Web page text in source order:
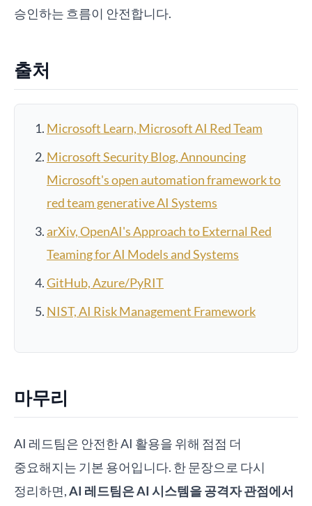
승인하는 흐름이 안전합니다.
출처
Microsoft Learn, Microsoft AI Red Team
Microsoft Security Blog, Announcing
Microsoft's open automation framework to
red team generative AI Systems
arXiv, OpenAI's Approach to External Red
Teaming for AI Models and Systems
GitHub, Azure/PyRIT
NIST, AI Risk Management Framework
마무리
AI 레드팀은 안전한 AI 활용을 위해 점점 더
중요해지는 기본 용어입니다. 한 문장으로 다시
정리하면,AI 레드팀은 AI 시스템을 공격자 관점에서